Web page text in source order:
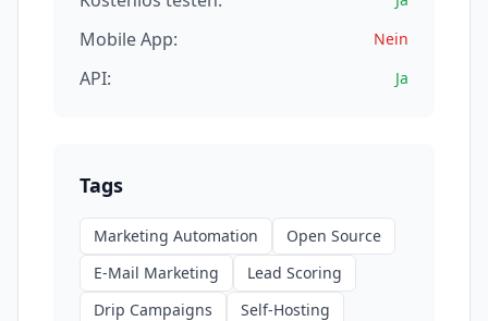
Mobile App: Nein
API: Ja
Tags
Marketing Automation
Open Source
E-Mail Marketing
Lead Scoring
Drip Campaigns
Self-Hosting